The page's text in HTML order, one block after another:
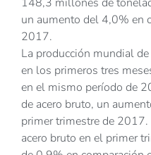
un aumento del 4,0% en
2017.
La producción mundial
en los primeros tres
en el mismo período de
de acero bruto, un
primer trimestre de
acero bruto en el primer